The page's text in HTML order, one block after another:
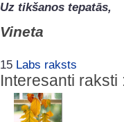
Uz tikšanos tepatās,
Vineta
15 Labs raksts
Interesanti raksti